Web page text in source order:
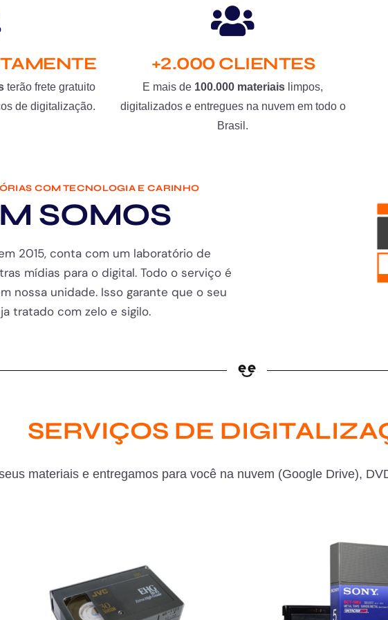
terão frete gratuito
de digitalização.
+2.000 CLIENTES
E mais de 100.000 materiais limpos,
digitalizados e entregues na nuvem em todo o
Brasil.
COM TECNOLOGIA E CARINHO
SOMOS
2015, conta com um laboratório de
mídias para o digital. Todo o serviço é
nossa unidade. Isso garante que o seu
tratado com zelo e sigilo.
SERVIÇOS DE
materiais e entregamos para você na nuvem (Google Drive),